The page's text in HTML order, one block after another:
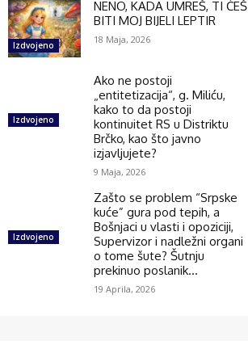
Izdvojeno
NENO, KADA UMREŠ, TI ĆEŠ
BITI MOJ BIJELI LEPTIR
18 Maja, 2026
Izdvojeno
Ako ne postoji
„entitetizacija“, g. Miliću,
kako to da postoji
kontinuitet RS u Distriktu
Brčko, kao što javno
izjavljujete?
9 Maja, 2026
Izdvojeno
Zašto se problem “Srpske
kuće” gura pod tepih, a
Bošnjaci u vlasti i opoziciji,
Supervizor i nadležni organi
o tome šute? Šutnju
prekinuo poslanik...
19 Aprila, 2026